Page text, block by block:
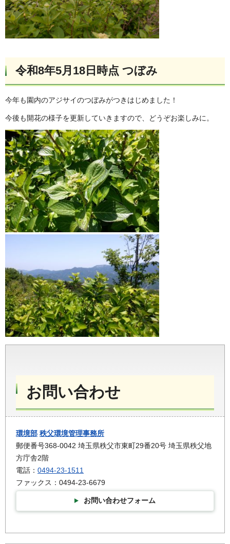
令和8年5月18日時点 つぼみ
今年も園内のアジサイのつぼみがつきはじめました！
今後も開花の様子を更新していきますので、どうぞお楽しみに。
お問い合わせ
環境部 秩父環境管理事務所
郵便番号368-0042 埼玉県秩父市東町29番20号 埼玉県秩父地
方庁舎2階
電話： 0494-23-1511
ファックス：0494-23-6679
お問い合わせフォーム